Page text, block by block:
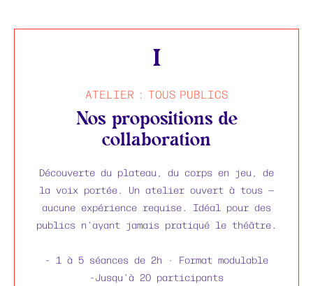
I
ATELIER : TOUS PUBLICS
Nos propositions de
collaboration
Découverte du plateau, du corps en jeu, de
la voix portée. Un atelier ouvert à tous —
aucune expérience requise. Idéal pour des
publics n'ayant jamais pratiqué le théâtre.
- 1 à 5 séances de 2h · Format modulable
-Jusqu'à 20 participants